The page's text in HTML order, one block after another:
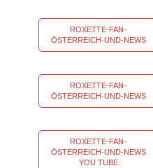
ROXETTE-FAN-
ÖSTERREICH-UND-NEWS
ROXETTE-FAN-
ÖSTERREICH-UND-NEWS
ROXETTE-FAN-
ÖSTERREICH-UND-NEWS
YOU TUBE